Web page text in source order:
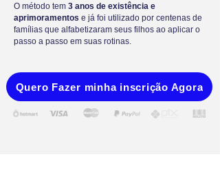
O método tem 3 anos de existência e
aprimoramentos e já foi utilizado por centenas de
famílias que alfabetizaram seus filhos ao aplicar o
passo a passo em suas rotinas.
Quero Fazer minha inscrição Agora